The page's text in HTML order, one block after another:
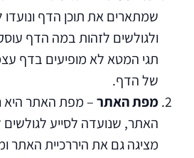
שמתארים את תוכן הדף ונועדו
ולגולשים לזהות במה הדף
תגי המטא לא מופיעים בדף
של הדף.
מפת האתר– מפת האתר היא
האתר, שנועדה לסייע
מציגה גם את היררכיית האתר